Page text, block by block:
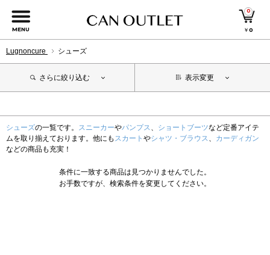
MENU
0
￥0
Lugnoncure シューズ
さらに絞り込む 表示変更
シューズの一覧です。 スニーカーやパンプス、 ショートブーツなど定番アイテ
ムを取り揃えております。他にも スカート やシャツ・ブラウス、 カーディガン
などの商品も充実！
条件に一致する商品は見つかりませんでした。
お手数ですが、検索条件を変更してください。